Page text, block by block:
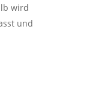
wird
und